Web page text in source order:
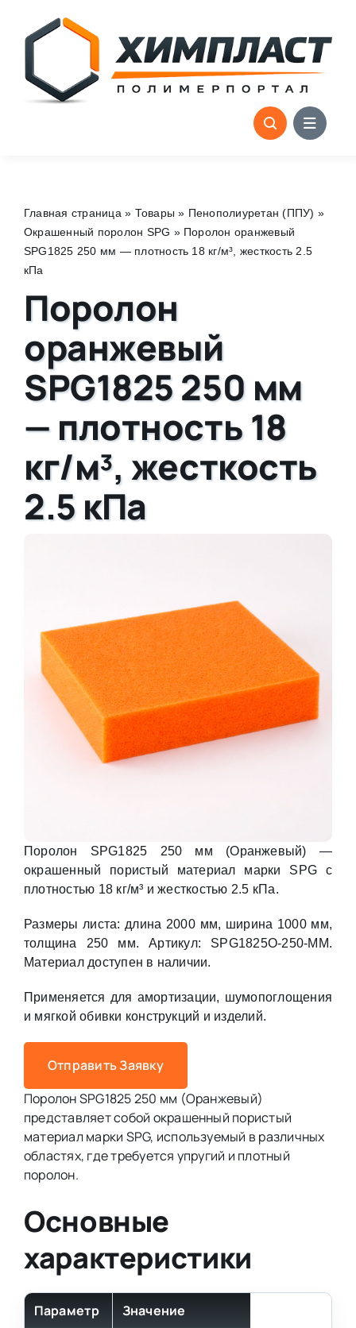
content
Главная страница » Товары » Пенополиуретан (ППУ) »
Окрашенный поролон SPG » Поролон оранжевый
SPG1825 250 мм — плотность 18 кг/м³, жесткость 2.5
кПа
Поролон
оранжевый
SPG1825 250 мм
— плотность 18
кг/м³, жесткость
2.5 кПа
Поролон SPG1825 250 мм (Оранжевый) —
окрашенный пористый материал марки SPG с
плотностью 18 кг/м³ и жесткостью 2.5 кПа.
Размеры листа: длина 2000 мм, ширина 1000 мм,
толщина 250 мм. Артикул: SPG1825O-250-MM.
Материал доступен в наличии.
Применяется для амортизации, шумопоглощения
и мягкой обивки конструкций и изделий.
Отправить Заявку
Поролон SPG1825 250 мм (Оранжевый)
представляет собой окрашенный пористый
материал марки SPG, используемый в различных
областях, где требуется упругий и плотный
поролон.
Основные
характеристики
Параметр Значение